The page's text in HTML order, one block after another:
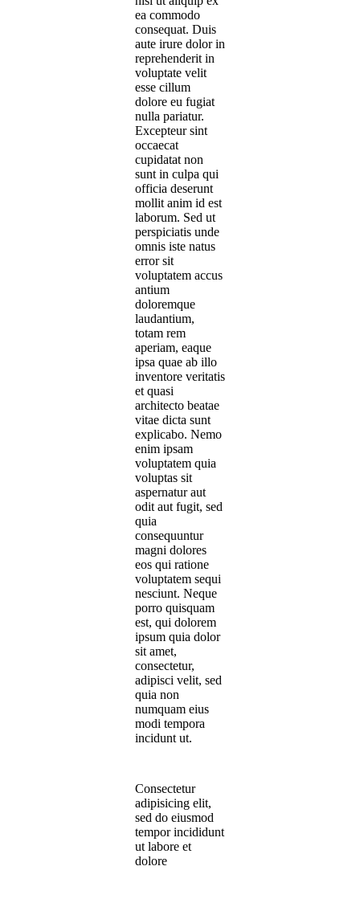
ea commodo
consequat. Duis
aute irure dolor in
reprehenderit in
voluptate velit
esse cillum
dolore eu fugiat
nulla pariatur.
Excepteur sint
occaecat
cupidatat non
sunt in culpa qui
officia deserunt
mollit anim id est
laborum. Sed ut
perspiciatis unde
omnis iste natus
error sit
voluptatem accus
antium
doloremque
laudantium,
totam rem
aperiam, eaque
ipsa quae ab illo
inventore veritatis
et quasi
architecto beatae
vitae dicta sunt
explicabo. Nemo
enim ipsam
voluptatem quia
voluptas sit
aspernatur aut
odit aut fugit, sed
quia
consequuntur
magni dolores
eos qui ratione
voluptatem sequi
nesciunt. Neque
porro quisquam
est, qui dolorem
ipsum quia dolor
sit amet,
consectetur,
adipisci velit, sed
quia non
numquam eius
modi tempora
incidunt ut.
Consectetur
adipisicing elit,
sed do eiusmod
tempor incididunt
ut labore et
dolore